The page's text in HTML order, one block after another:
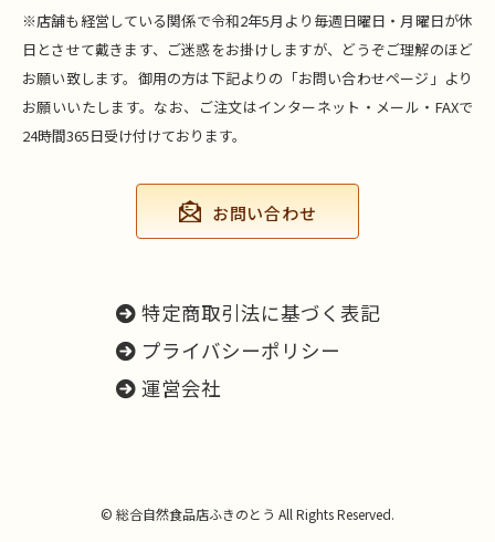
※店舗も経営している関係で令和2年5月より毎週日曜日・月曜日が休
日とさせて戴きます、ご迷惑をお掛けしますが、どうぞご理解のほど
お願い致します。御用の方は下記よりの「お問い合わせページ」より
お願いいたします。なお、ご注文はインターネット・メール・FAXで
24時間365日受け付けております。
お問い合わせ
特定商取引法に基づく表記
プライバシーポリシー
運営会社
© 総合自然食品店ふきのとう All Rights Reserved.